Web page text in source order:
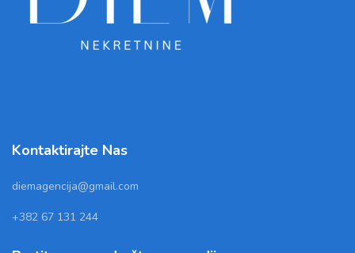
Kontaktirajte Nas
diemagencija@gmail.com
+382 67 131 244